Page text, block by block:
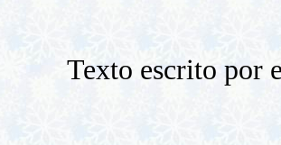
Texto escrito por